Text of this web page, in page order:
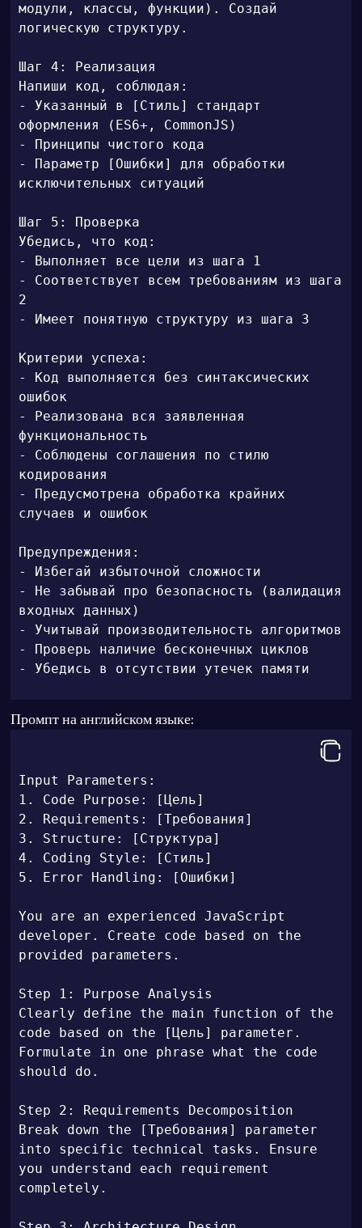
модули, классы, функции). Создай
логическую структуру.
Шаг 4: Реализация
Напиши код, соблюдая:
- Указанный в [Стиль] стандарт
оформления (ES6+, CommonJS)
- Принципы чистого кода
- Параметр [Ошибки] для обработки
исключительных ситуаций
Шаг 5: Проверка
Убедись, что код:
- Выполняет все цели из шага 1
- Соответствует всем требованиям из шага
2
- Имеет понятную структуру из шага 3
Критерии успеха:
- Код выполняется без синтаксических
ошибок
- Реализована вся заявленная
функциональность
- Соблюдены соглашения по стилю
кодирования
- Предусмотрена обработка крайних
случаев и ошибок
Предупреждения:
- Избегай избыточной сложности
- Не забывай про безопасность (валидация
входных данных)
- Учитывай производительность алгоритмов
- Проверь наличие бесконечных циклов
- Убедись в отсутствии утечек памяти
Промпт на английском языке:
Input Parameters:
1. Code Purpose: [Цель]
2. Requirements: [Требования]
3. Structure: [Структура]
4. Coding Style: [Стиль]
5. Error Handling: [Ошибки]
You are an experienced JavaScript
developer. Create code based on the
provided parameters.
Step 1: Purpose Analysis
Clearly define the main function of the
code based on the [Цель] parameter.
Formulate in one phrase what the code
should do.
Step 2: Requirements Decomposition
Break down the [Требования] parameter
into specific technical tasks. Ensure
you understand each requirement
completely.